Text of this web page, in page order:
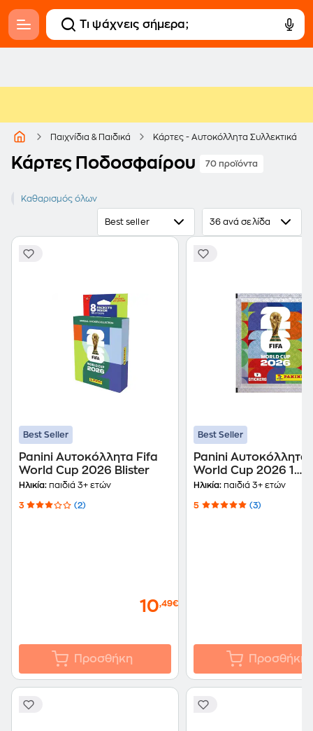
Παιχνίδια & Παιδικά Κάρτες - Αυτοκόλλητα Συλλεκτικά
Κάρτες Ποδοσφαίρου 70 προϊόντα
Ποδόσφαιρο
Καθαρισμός όλων
Best seller 36 ανά σελίδα
Best Seller
Panini Αυτοκόλλητα Fifa
World Cup 2026 Blister
Ηλικία: παιδιά 3+ ετών
3 (2)
10,49€
Προσθήκη
Best Seller
Panini Αυτοκόλλητα
World Cup 2026 1
Φακελάκι (7
Ηλικία: παιδιά 3+ ετών
5 (3)
Προσθήκη